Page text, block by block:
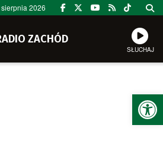
2026
ZACHÓD
SŁUCHAJ